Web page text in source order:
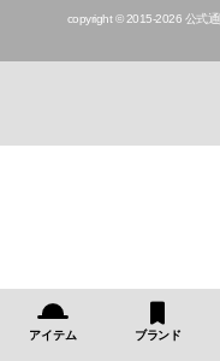
copyright © 2015-2026 公式
アイテム ブランド